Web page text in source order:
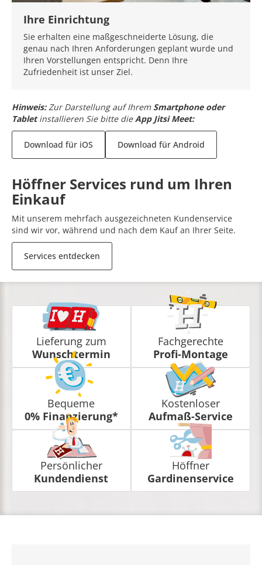
Ihre Einrichtung
Sie erhalten eine maßgeschneiderte Lösung, die
genau nach Ihren Anforderungen geplant wurde und
Ihren Vorstellungen entspricht. Denn Ihre
Zufriedenheit ist unser Ziel.
Hinweis: Zur Darstellung auf Ihrem Smartphone oder
Tabletinstallieren Sie bitte dieApp Jitsi Meet:
Download für iOS Download für Android
Höffner Services rund um Ihren
Einkauf
Mit unserem mehrfach ausgezeichneten Kundenservice
sind wir vor, während und nach dem Kauf an Ihrer Seite.
Services entdecken
Lieferung zum
Wunschtermin
Fachgerechte
Profi-Montage
Bequeme
0% Finanzierung*
Kostenloser
Aufmaß-Service
Persönlicher
Kundendienst
Höffner
Gardinenservice